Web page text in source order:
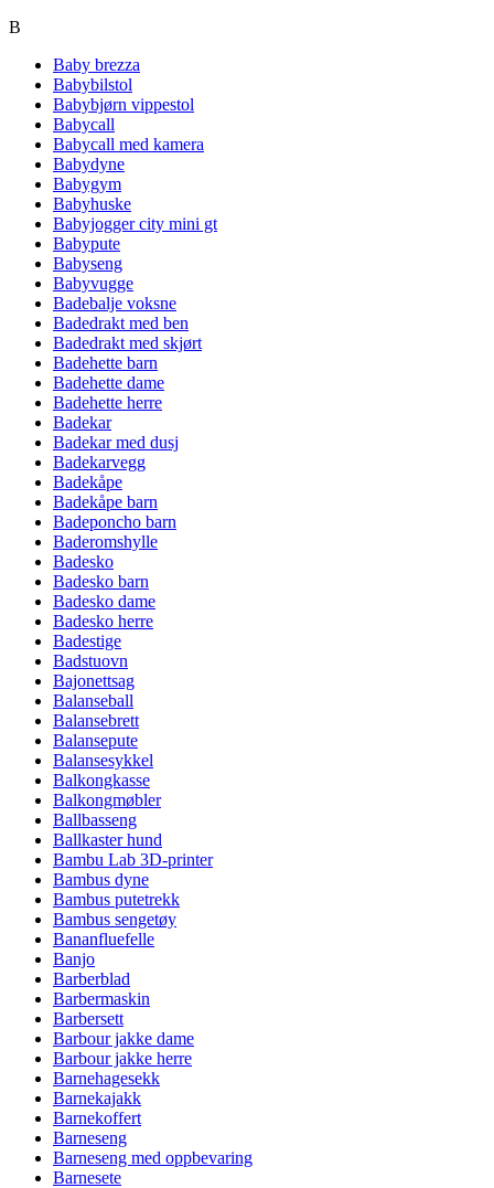
B
Baby brezza
Babybilstol
Babybjørn vippestol
Babycall
Babycall med kamera
Babydyne
Babygym
Babyhuske
Babyjogger city mini gt
Babypute
Babyseng
Babyvugge
Badebalje voksne
Badedrakt med ben
Badedrakt med skjørt
Badehette barn
Badehette dame
Badehette herre
Badekar
Badekar med dusj
Badekarvegg
Badekåpe
Badekåpe barn
Badeponcho barn
Baderomshylle
Badesko
Badesko barn
Badesko dame
Badesko herre
Badestige
Badstuovn
Bajonettsag
Balanseball
Balansebrett
Balansepute
Balansesykkel
Balkongkasse
Balkongmøbler
Ballbasseng
Ballkaster hund
Bambu Lab 3D-printer
Bambus dyne
Bambus putetrekk
Bambus sengetøy
Bananfluefelle
Banjo
Barberblad
Barbermaskin
Barbersett
Barbour jakke dame
Barbour jakke herre
Barnehagesekk
Barnekajakk
Barnekoffert
Barneseng
Barneseng med oppbevaring
Barnesete